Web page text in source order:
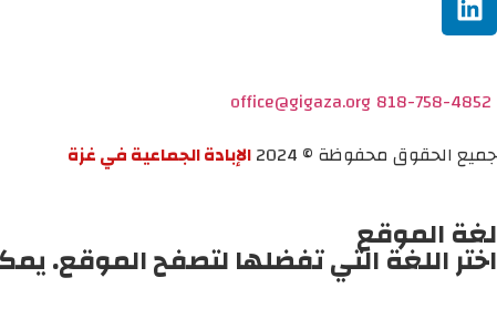
818-758-4852
office@gigaza.org
جميع الحقوق محفوظة © 2024
الإبادة الجماعية في غزة
لغة الموقع
اختر اللغة التي تفضلها لتصفح الموقع.